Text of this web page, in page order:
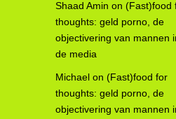
Shaad Amin on (Fast)food
thoughts: geld porno, de
objectivering van mannen
de media
Michael on (Fast)food for
thoughts: geld porno, de
objectivering van mannen